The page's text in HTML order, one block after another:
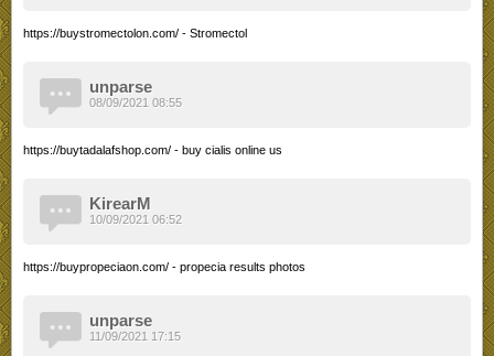
https://buystromectolon.com/ - Stromectol
unparse
https://buytadalafshop.com/ - buy cialis online us
08/09/2021 08:55
KirearM
https://buypropeciaon.com/ - propecia results photos
10/09/2021 06:52
unparse
11/09/2021 17:15